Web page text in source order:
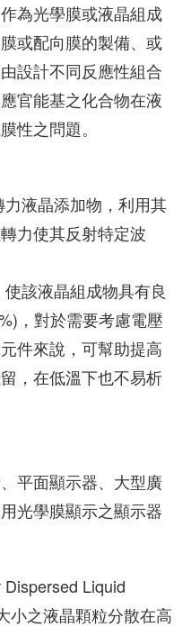
為光學膜或液晶組成
或配向膜的製備、或
設計不同反應性組合
官能基之化合物在液
性之問題。
液晶添加物，利用其
力使其反射特定波
該液晶組成物具有良
，對於需要考慮電壓
件來說，可幫助提高
，在低溫下也不易析
平面顯示器、大型廣
光學膜顯示之顯示器
Liquid
小之液晶顆粒分散在高